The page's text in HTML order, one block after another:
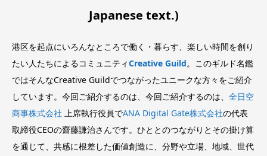
Japanese text.)
港区を起点にいろんなところで働く・暮らす、楽しい時間を創り
たい人たちによるコミュニティCreative Guild。このギルド名鑑
ではそんなCreative Guildでつながったユニークな方々をご紹介
しています。今回ご紹介するのは、今回ご紹介するのは、 全日空
商事株式会社 上席執行役員でANA Digital Gate株式会社の代表
取締役CEOの齋藤謙治さんです。ひととのつながりとその掛け算
を通じて、共感に根差した価値創造に、分野や立場、地域、世代